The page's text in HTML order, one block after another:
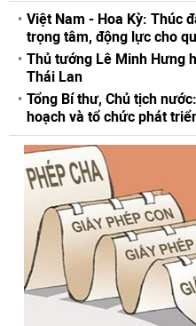
Việt Nam - Hoa Kỳ: Thúc
trọng tâm, động lực cho
Thủ tướng Lê Minh Hưng
Thái Lan
Tổng Bí thư, Chủ tịch
hoạch và tổ chức phát